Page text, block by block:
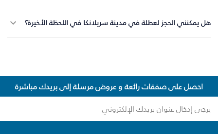
هل يمكنني الحجز لعطلة في مدينة سريلانكا في اللحظة الأخيرة؟
احصل على صفقات رائعة و عروض مرسلة إلى بريدك مباشرة